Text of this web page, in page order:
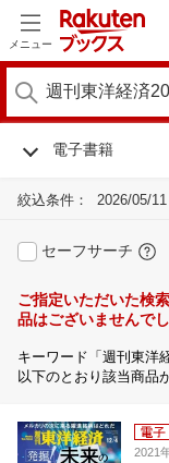
メニュー
電子書籍
絞込条件： 2026/05/
セーフサーチ
ご指定いただいた検
品はございませんでし
キーワード「週刊東洋
以下のとおり該当商品
2021